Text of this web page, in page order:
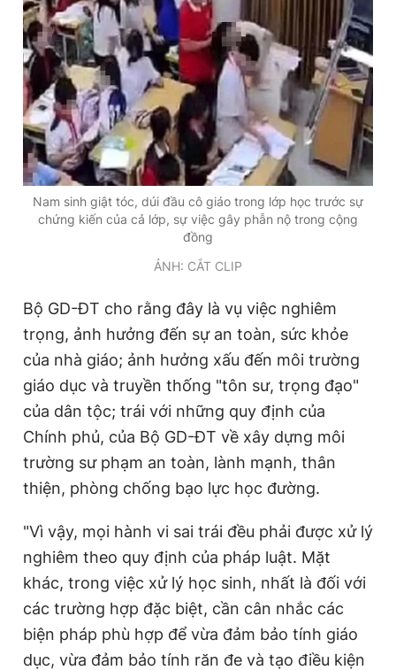
Tổng biên tập: Nguyễn Ngọc Toàn
Phó tổng biên tập thường trực: Hải Thành
Phó tổng biên tập: Lâm Hiếu Dũng
Phó tổng biên tập: Trần Việt Hưng
Tổng thư ký tòa soạn: Đức Trung
Giấy phép xuất bản số 110/GP - BTTTT cấp ngày 24.3.2020
© 2003-2026 Bản quyền thuộc về Báo Thanh Niên. Cấm sao
chép dưới mọi hình thức nếu không có sự chấp thuận bằng văn
bản. Phát triển bởi ePi Technologies, JSC.
Nam sinh giật tóc, dúi đầu cô giáo trong lớp học trước sự
chứng kiến của cả lớp, sự việc gây phẫn nộ trong cộng
đồng
ẢNH: CẮT CLIP
Bộ GD-ĐT cho rằng đây là vụ việc nghiêm
trọng, ảnh hưởng đến sự an toàn, sức khỏe
của nhà giáo; ảnh hưởng xấu đến môi trường
giáo dục và truyền thống "tôn sư, trọng đạo"
của dân tộc; trái với những quy định của
Chính phủ, của Bộ GD-ĐT về xây dựng môi
trường sư phạm an toàn, lành mạnh, thân
thiện, phòng chống bạo lực học đường.
"Vì vậy, mọi hành vi sai trái đều phải được xử lý
nghiêm theo quy định của pháp luật. Mặt
khác, trong việc xử lý học sinh, nhất là đối với
các trường hợp đặc biệt, cần cân nhắc các
biện pháp phù hợp để vừa đảm bảo tính giáo
dục, vừa đảm bảo tính răn đe và tạo điều kiện